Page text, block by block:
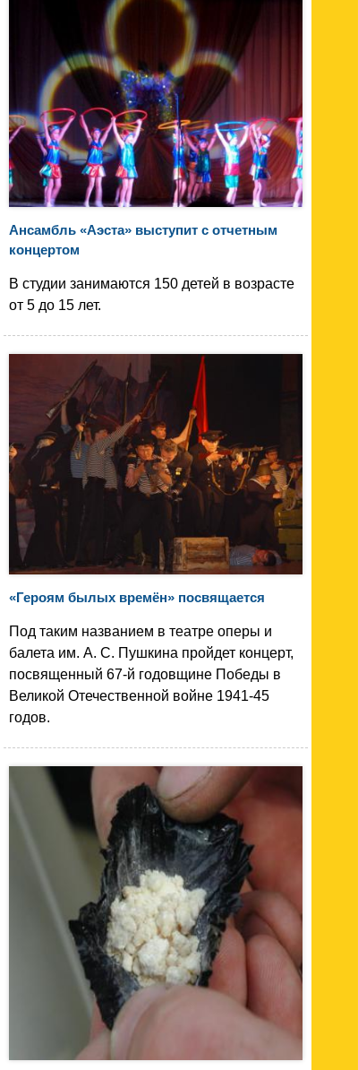
Ансамбль «Аэста» выступит с отчетным
концертом
В студии занимаются 150 детей в возрасте
от 5 до 15 лет.
«Героям былых времён» посвящается
Под таким названием в театре оперы и
балета им. А. С. Пушкина пройдет концерт,
посвященный 67-й годовщине Победы в
Великой Отечественной войне 1941-45
годов.